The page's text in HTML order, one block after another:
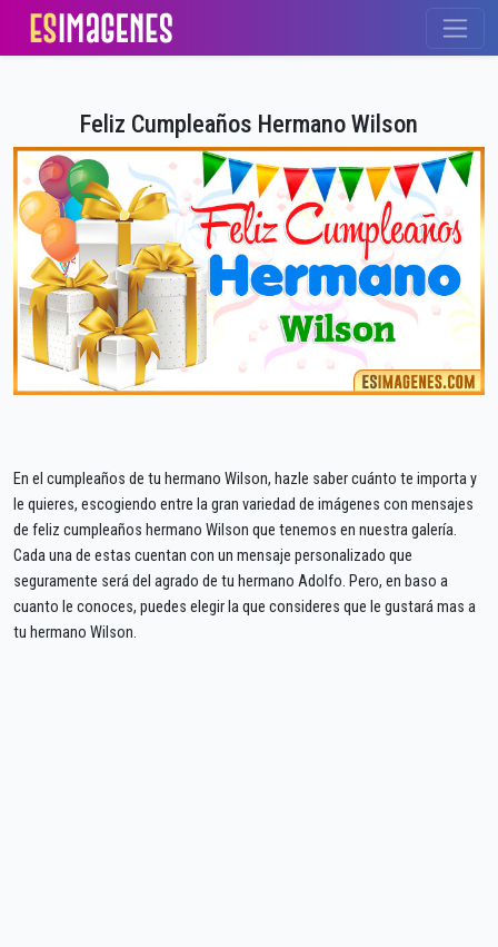
Feliz Cumpleaños Hermano Wilson
En el cumpleaños de tu hermano Wilson, hazle saber cuánto te importa y
le quieres, escogiendo entre la gran variedad de imágenes con mensajes
de feliz cumpleaños hermano Wilson que tenemos en nuestra galería.
Cada una de estas cuentan con un mensaje personalizado que
seguramente será del agrado de tu hermano Adolfo. Pero, en baso a
cuanto le conoces, puedes elegir la que consideres que le gustará mas a
tu hermano Wilson.